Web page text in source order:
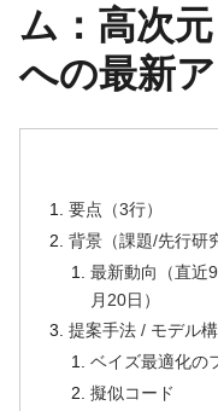
ム：高次
への最新
要点（3行）
背景（課題/先行研
最新動向（直近
月20日）
提案手法 / モデル
ベイズ最適化の
擬似コード